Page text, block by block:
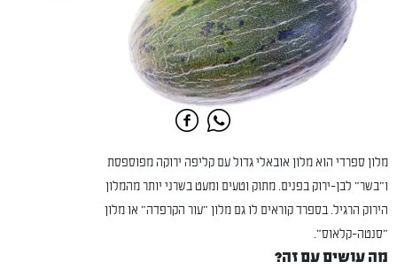
מלון ספרדי הוא מלון אובאלי גדול עם קליפה ירוקה מפוספסת
ו"בשר" לבן-ירוק בפנים. מתוק וטעים ומעט בשרני יותר מהמלון
הירוק הרגיל. בספרד קוראים לו גם מלון "עור הקרפדה" או מלון
"סנטה-קלאוס".
מה עושים עם זה?